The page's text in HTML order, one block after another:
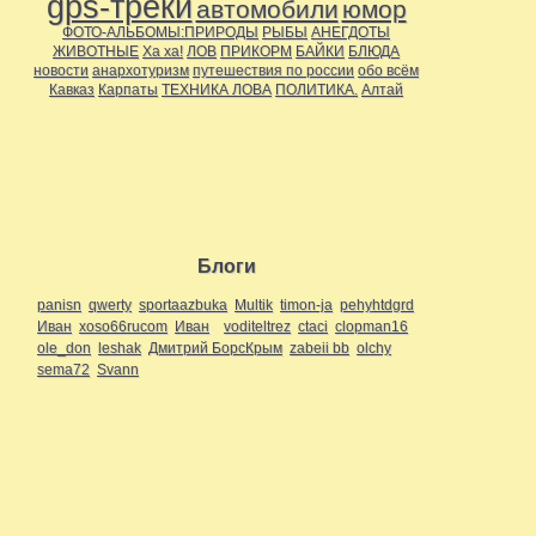
gps-треки автомобили юмор
ФОТО-АЛЬБОМЫ:ПРИРОДЫ РЫБЫ АНЕГДОТЫ
ЖИВОТНЫЕ Ха ха! ЛОВ ПРИКОРМ БАЙКИ БЛЮДА
новости анархотуризм путешествия по россии обо всём
Кавказ Карпаты ТЕХНИКА ЛОВА ПОЛИТИКА. Алтай
Блоги
panisn qwerty sportaazbuka Multik timon-ja pehyhtdgrd
Иван xoso66rucom Иван voditeltrez ctaci clopman16
ole_don leshak Дмитрий БорсКрым zabeii bb olchy
sema72 Svann